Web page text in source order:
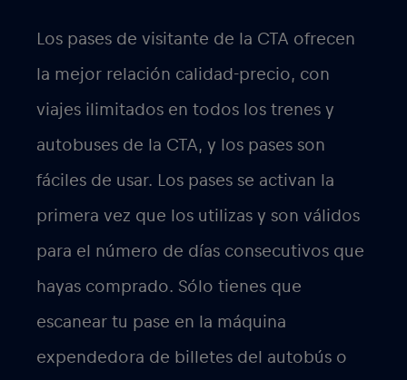
Los pases de visitante de la CTA ofrecen
la mejor relación calidad-precio, con
viajes ilimitados en todos los trenes y
autobuses de la CTA, y los pases son
fáciles de usar. Los pases se activan la
primera vez que los utilizas y son válidos
para el número de días consecutivos que
hayas comprado. Sólo tienes que
escanear tu pase en la máquina
expendedora de billetes del autobús o